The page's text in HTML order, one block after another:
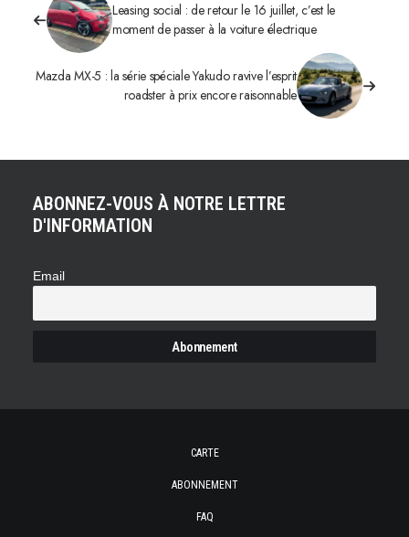
Leasing social : de retour le 16 juillet, c’est le
moment de passer à la voiture électrique
Mazda MX-5 : la série spéciale Yakudo ravive l’esprit
roadster à prix encore raisonnable
ABONNEZ-VOUS À NOTRE LETTRE
D'INFORMATION
Email
CARTE
ABONNEMENT
FAQ